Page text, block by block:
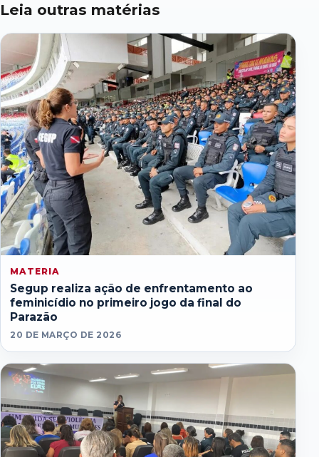
Leia outras matérias
MATERIA
Segup realiza ação de enfrentamento ao
feminicídio no primeiro jogo da final do
Parazão
20 DE MARÇO DE 2026